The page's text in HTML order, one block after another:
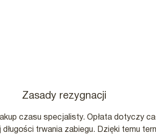
Zasady rezygnacji
czasu specjalisty. Opłata dotyczy
trwania zabiegu. Dzięki temu